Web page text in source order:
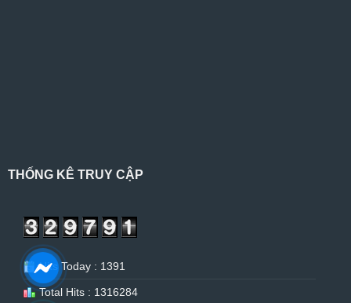
THỐNG KÊ TRUY CẬP
Hits Today : 1391
Total Hits : 1316284